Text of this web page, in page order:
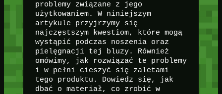
problemy związane z jego
użytkowaniem. W niniejszym
artykule przyjrzymy się
najczęstszym kwestiom, które mogą
wystąpić podczas noszenia oraz
pielęgnacji tej bluzy. Również
omówimy, jak rozwiązać te problemy
i w pełni cieszyć się zaletami
tego produktu. Dowiedz się, jak
dbać o materiał, co zrobić w